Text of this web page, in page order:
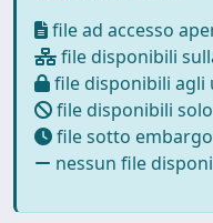
file ad accesso
file disponibili
file disponibili
file disponibili
file sotto embargo
nessun file